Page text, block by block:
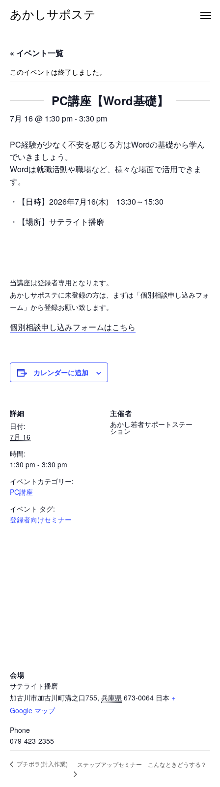
あかしサポステ
« イベント一覧
このイベントは終了しました。
PC講座【Word基礎】
7月 16 @ 1:30 pm-3:30 pm
PC経験が少なく不安を感じる方はWordの基礎から学ん
でいきましょう。
Wordは就職活動や職場など、様々な場面で活用できま
す。
・【日時】2026年7月16(木) 13:30～15:30
・【場所】サテライト播磨
当講座は登録者専用となります。
あかしサポステに未登録の方は、まずは「個別相談申し込みフォ
ーム」から登録お願い致します。
個別相談申し込みフォームはこちら
カレンダーに追加
詳細
日付:
7月 16
時間:
1:30 pm - 3:30 pm
イベントカテゴリー:
PC講座
イベント タグ:
登録者向けセミナー
主催者
あかし若者サポートステー
ション
会場
サテライト播磨
加古川市加古川町溝之口755, 兵庫県 673-0064 日本 +
Google マップ
Phone
079-423-2355
プチボラ(封入作業) ステップアップセミナー こんなときどうする？